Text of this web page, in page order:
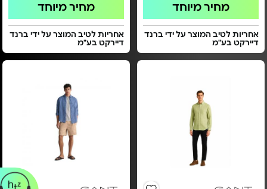
מחיר מיוחד
אחריות לטיב המוצר על ידי ברנד
דיירקט בע"מ
מחיר מיוחד
אחריות לטיב המוצר על ידי ברנד
דיירקט בע"מ